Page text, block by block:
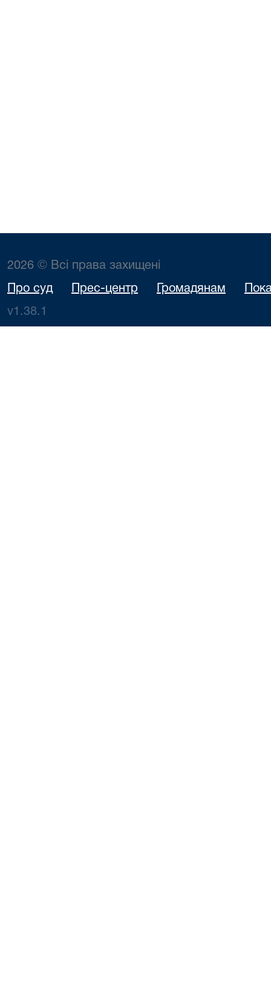
2026 © Всі права захищені
Про суд Прес-центр Громадянам
v1.38.1